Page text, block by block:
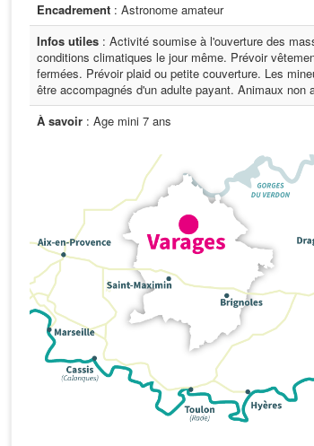
Encadrement : Astronome amateur
Infos utiles : Activité soumise à l'ouverture des
conditions climatiques le jour même. Prévoir
fermées. Prévoir plaid ou petite couverture. Les
être accompagnés d'un adulte payant. Animaux non
À savoir : Age mini 7 ans